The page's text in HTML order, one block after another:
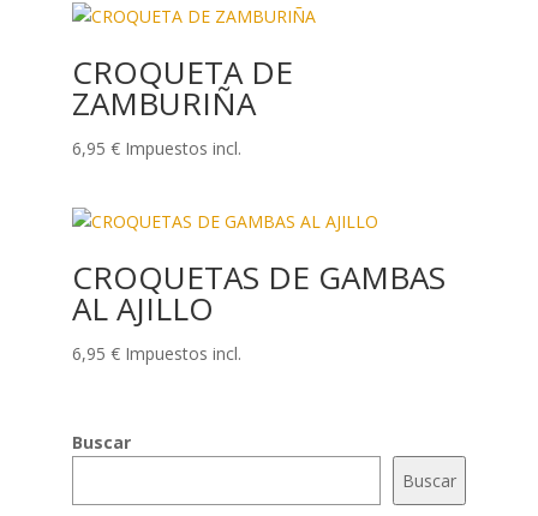
CROQUETA DE
ZAMBURIÑA
6,95 € Impuestos incl.
CROQUETAS DE GAMBAS
AL AJILLO
6,95 € Impuestos incl.
Buscar
Buscar